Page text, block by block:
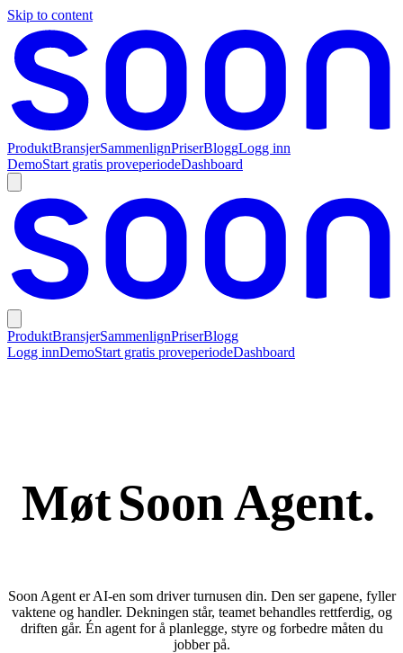
Skip to content
ProduktBransjerSammenlignPriserBloggLogg inn
DemoStart gratis proveperiodeDashboard
ProduktBransjerSammenlignPriserBlogg
Logg innDemoStart gratis proveperiodeDashboard
MøtSoon Agent.
Soon Agent er AI-en som driver turnusen din. Den ser gapene, fyller
vaktene og handler. Dekningen står, teamet behandles rettferdig, og
driften går. Én agent for å planlegge, styre og forbedre måten du
jobber på.